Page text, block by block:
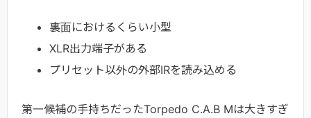
裏面におけるくらい小型
XLR出力端子がある
プリセット以外の外部IRを読み込める
第一候補の手持ちだったTorpedo C.A.B Mは大きすぎ